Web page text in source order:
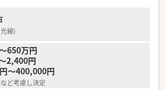
中心に25店舗を展開する調剤薬局チェーンで
リアで地域医療に貢献する方針です。
ら60分圏内の通勤可能な範囲に限定されてお
お願いは原則として一切ございません。
そ1対2と女性が多く活躍しており、平均年
い年齢層が在籍しております。
線)
650万円
2,400円
～400,000円
ど考慮し決定